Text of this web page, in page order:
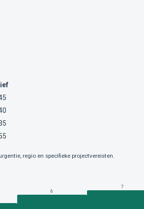
regio en specifieke projectvereisten.
6
7